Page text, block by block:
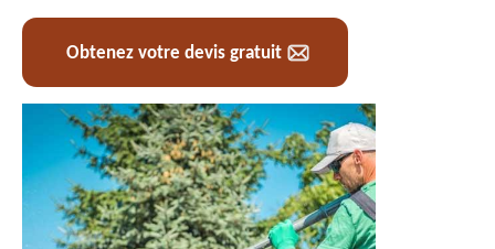
Obtenez votre devis gratuit